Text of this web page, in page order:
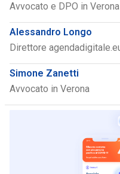
Avvocato e DPO in Verona
Alessandro Longo
Direttore
Simone Zanetti
Avvocato in Verona